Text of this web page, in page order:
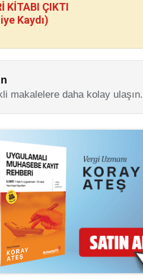
KİTABI ÇIKTI
Kaydı)
makalelere daha kolay ulaşın.